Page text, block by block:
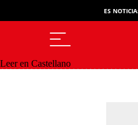
ES
Leer en Castellano